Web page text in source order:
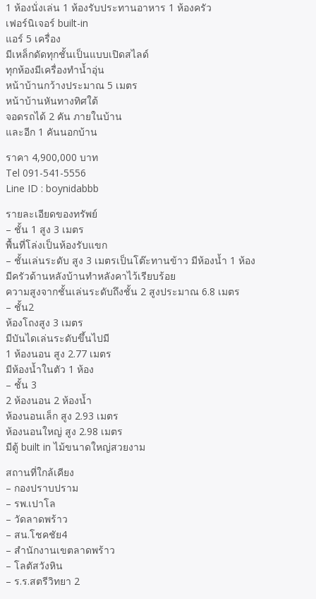
1 ห้องนั่งเล่น 1 ห้องรับประทานอาหาร 1 ห้องครัว
เฟอร์นิเจอร์ built-in
แอร์ 5 เครื่อง
มีเหล็กดัดทุกชั้นเป็นแบบเปิดสไลด์
ทุกห้องมีเครื่องทำน้ำอุ่น
หน้าบ้านกว้างประมาณ 5 เมตร
หน้าบ้านหันทางทิศใต้
จอดรถได้ 2 คัน ภายในบ้าน
และอีก 1 คันนอกบ้าน
ราคา 4,900,000 บาท
Tel 091-541-5556
Line ID : boynidabbb
รายละเอียดของทรัพย์
– ชั้น 1 สูง 3 เมตร
พื้นที่โล่งเป็นห้องรับแขก
– ชั้นเล่นระดับ สูง 3 เมตรเป็นโต๊ะทานข้าว มีห้องน้ำ 1 ห้อง
มีครัวด้านหลังบ้านทำหลังคาไว้เรียบร้อย
ความสูงจากชั้นเล่นระดับถึงชั้น 2 สูงประมาณ 6.8 เมตร
– ชั้น2
ห้องโถงสูง 3 เมตร
มีบันไดเล่นระดับขึ้นไปมี
1 ห้องนอน สูง 2.77 เมตร
มีห้องน้ำในตัว 1 ห้อง
– ชั้น 3
2 ห้องนอน 2 ห้องน้ำ
ห้องนอนเล็ก สูง 2.93 เมตร
ห้องนอนใหญ่ สูง 2.98 เมตร
มีตู้ built in ไม้ขนาดใหญ่สวยงาม
สถานที่ใกล้เคียง
– กองปราบปราม
– รพ.เปาโล
– วัดลาดพร้าว
– สน.โชคชัย4
– สำนักงานเขตลาดพร้าว
– โลตัสวังหิน
– ร.ร.สตรีวิทยา 2